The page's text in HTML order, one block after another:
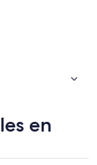
en